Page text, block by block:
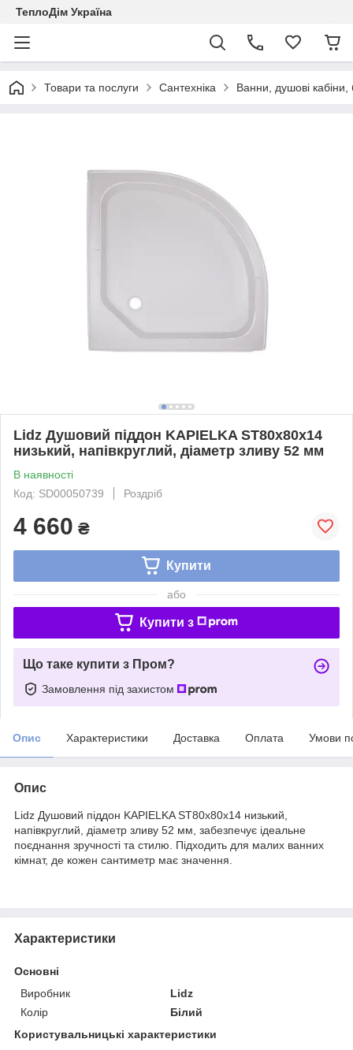
ТеплоДім Україна
Товари та послуги Сантехніка Ванни, душові кабіни,
Lidz Душовий піддон KAPIELKA ST80x80x14
низький, напівкруглий, діаметр зливу 52 мм
В наявності
Код: SD00050739
Роздріб
4 660 ₴
Купити
або
Купити з
Що таке купити з Пром?
Замовлення під захистом
Опис Характеристики Доставка Оплата Умови
Опис
Lidz Душовий піддон KAPIELKA ST80x80x14 низький,
напівкруглий, діаметр зливу 52 мм, забезпечує ідеальне
поєднання зручності та стилю. Підходить для малих ванних
кімнат, де кожен сантиметр має значення.
Характеристики
Основні
Виробник
Lidz
Колір
Білий
Користувальницькі характеристики